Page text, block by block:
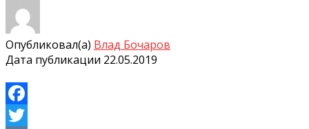
Опубликовал(а) Влад Бочаров
Дата публикации 22.05.2019
Facebook